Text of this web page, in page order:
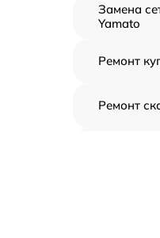
Замена
Yamato
Ремонт
Ремонт